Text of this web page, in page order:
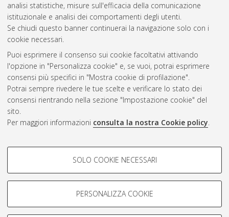
analisi statistiche, misure sull'efficacia della comunicazione
istituzionale e analisi dei comportamenti degli utenti.
Se chiudi questo banner continuerai la navigazione solo con i
cookie necessari.
Puoi esprimere il consenso sui cookie facoltativi attivando
l'opzione in "Personalizza cookie" e, se vuoi, potrai esprimere
consensi più specifici in "Mostra cookie di profilazione".
Potrai sempre rivedere le tue scelte e verificare lo stato dei
consensi rientrando nella sezione "Impostazione cookie" del
sito.
Per maggiori informazioni consulta la nostra Cookie policy.
COOKIE DI PROFILAZIONE -
Si tratta di cookie utilizzati per analizzare le caratteristiche della
navigazione degli utenti, creare profili in base al loro comportamento
Mostra cookie di profilazione
SOLO COOKIE NECESSARI
PERSONALIZZA COOKIE
Gestione del documento:
Atom
Rss 1.0
Rss 2.0
AMS Laurea
Impostazioni Cookie
Informativa sulla privacy
Condizioni d’uso del sito